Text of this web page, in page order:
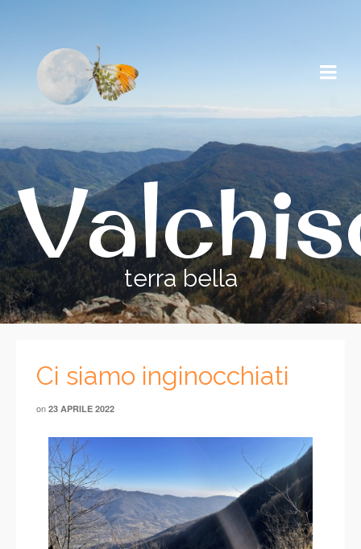
terra bella
Ci siamo inginocchiati
on 23 APRILE 2022